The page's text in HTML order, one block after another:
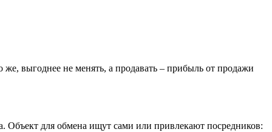
выгоднее не менять, а продавать – прибыль от продажи
Объект для обмена ищут сами или привлекают посредников: